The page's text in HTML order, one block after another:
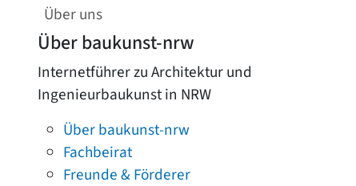
Über uns
Über baukunst-nrw
Internetführer zu Architektur und
Ingenieurbaukunst in NRW
Über baukunst-nrw
Fachbeirat
Freunde & Förderer